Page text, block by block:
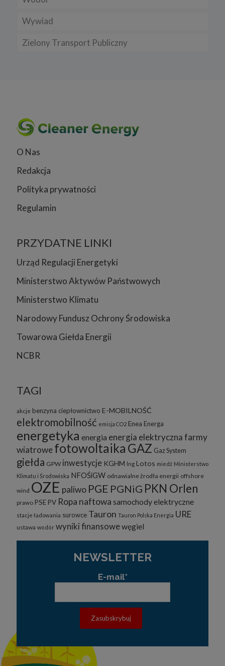
Wywiad
Zielony Transport Publiczny
O Nas
Redakcja
Polityka prywatności
Regulamin
PRZYDATNE LINKI
Urząd Regulacji Energetyki
Ministerstwo Aktywów Państwowych
Ministerstwo Klimatu
Narodowy Fundusz Ochrony Środowiska
Towarowa Giełda Energii
NCBR
TAGI
akcje benzyna ciepłownictwo E-MOBILNOŚĆ
elektromobilność emisja CO2 Enea Energa
energetyka energia energia elektrycznafarmy
wiatrowefotowoltaika GAZ Gaz System
giełda GPW inwestycje KGHM lng Lotos miedź Ministerstwo
Klimatu i Środowiska NFOŚiGW odnawialne żrodła energii offshore
wind OZE paliwo PGE PGNiG PKN Orlen
prawo PSE PV Ropa naftowa samochody elektryczne
stacje ładowania surowce Tauron Tauron Polska Energia URE
ustawa wodór wyniki finansowewęgiel
NEWSLETTER
E-mail*